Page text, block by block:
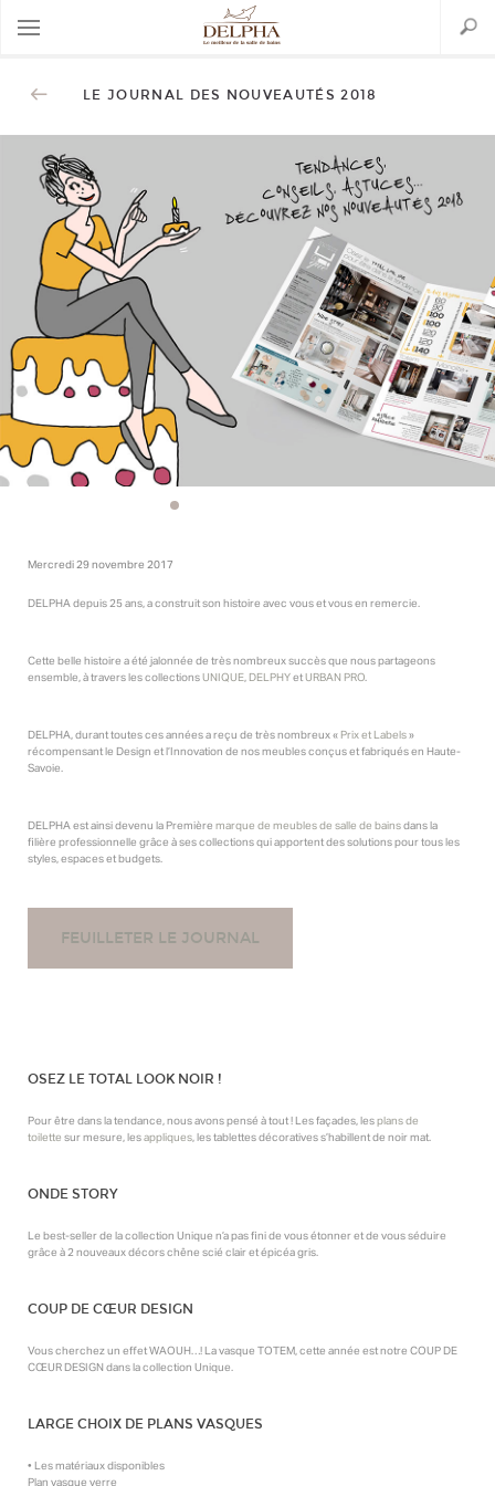
au
Search
LE JOURNAL DES NOUVEAUTÉS 2018
Mercredi 29 novembre 2017
DELPHA depuis 25 ans, a construit son histoire avec vous et vous en remercie.
Cette belle histoire a été jalonnée de très nombreux succès que nous partageons
ensemble, à travers les collectionsUNIQUE DELPHYetURBAN PRO
DELPHA, durant toutes ces années a reçu de très nombreux « Prix et Labels»
récompensant le Design et l’Innovation de nos meubles conçus et fabriqués en Haute-
Savoie.
DELPHA est ainsi devenu la Première marque de meubles de salle de bainsdans la
filière professionnelle grâce à ses collections qui apportent des solutions pour tous les
styles, espaces et budgets.
FEUILLETER LE JOURNAL
OSEZ LE TOTAL LOOK NOIR !
Pour être dans la tendance, nous avons pensé à tout ! Les façades, lesplans de
toilette sur mesure, lesappliques , les tablettes décoratives s’habillent de noir mat.
ONDE STORY
Le best-seller de la collection Unique n’a pas fini de vous étonner et de vous séduire
grâce à 2 nouveaux décors chêne scié clair et épicéa gris.
COUP DE CŒUR DESIGN
Vous cherchez un effet WAOUH…! La vasque TOTEM, cette année est notre COUP DE
CŒUR DESIGN dans la collection Unique.
LARGE CHOIX DE PLANS VASQUES
• Les matériaux disponibles
Plan vasque verre